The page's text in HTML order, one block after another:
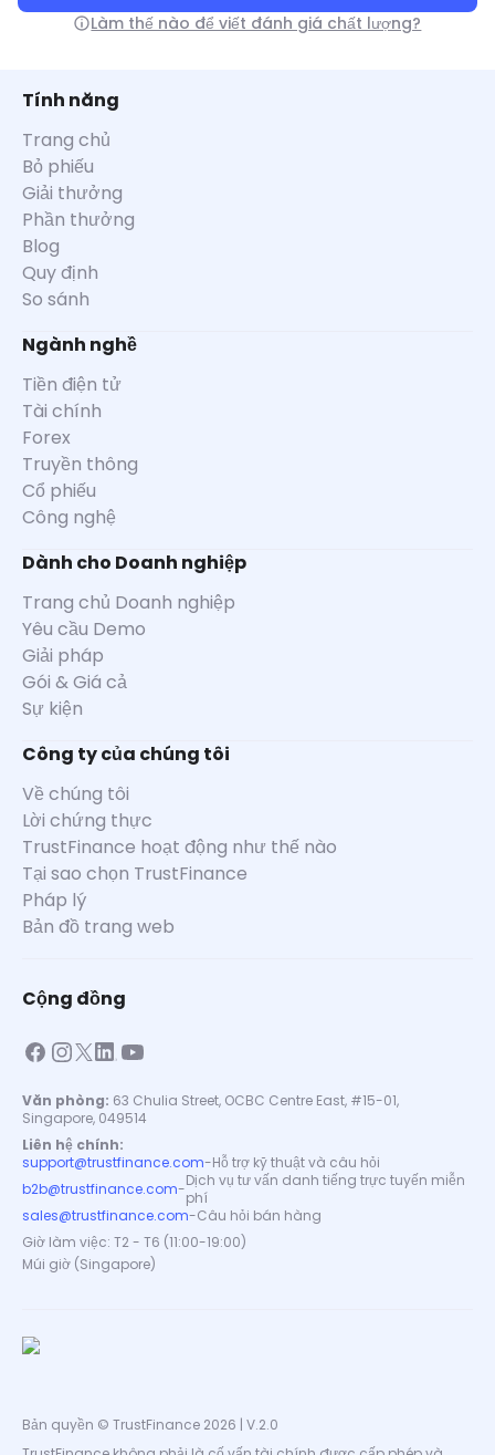
Làm thế nào để viết đánh giá chất lượng?
Tính năng
Trang chủ
Bỏ phiếu
Giải thưởng
Phần thưởng
Blog
Quy định
So sánh
Ngành nghề
Tiền điện tử
Tài chính
Forex
Truyền thông
Cổ phiếu
Công nghệ
Dành cho Doanh nghiệp
Trang chủ Doanh nghiệp
Yêu cầu Demo
Giải pháp
Gói & Giá cả
Sự kiện
Công ty của chúng tôi
Về chúng tôi
Lời chứng thực
TrustFinance hoạt động như thế nào
Tại sao chọn TrustFinance
Pháp lý
Bản đồ trang web
Cộng đồng
Văn phòng: 63 Chulia Street, OCBC Centre East, #15-01,
Singapore, 049514
Liên hệ chính:
support@trustfinance.com-Hỗ trợ kỹ thuật và câu hỏi
b2b@trustfinance.com-Dịch vụ tư vấn danh tiếng trực tuyến miễn
phí
sales@trustfinance.com-Câu hỏi bán hàng
Giờ làm việc: T2 - T6 (11:00-19:00)
Múi giờ (Singapore)
Bản quyền © TrustFinance 2026 | V.2.0